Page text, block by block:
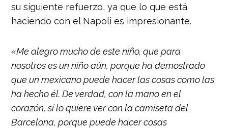
su siguiente refuerzo, ya que lo que está
haciendo con el Napoli es impresionante.
«Me alegro mucho de este niño, que para
nosotros es un niño aún, porque ha demostrado
que un mexicano puede hacer las cosas como las
ha hecho él. De verdad, con la mano en el
corazón, sí lo quiere ver con la camiseta del
Barcelona, porque puede hacer cosas